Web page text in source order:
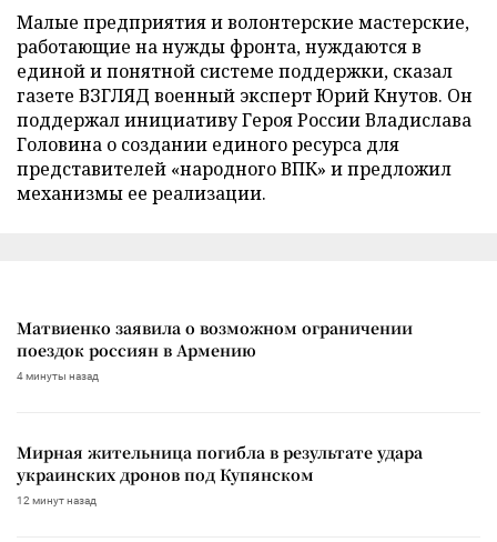
Малые предприятия и волонтерские мастерские,
работающие на нужды фронта, нуждаются в
единой и понятной системе поддержки, сказал
газете ВЗГЛЯД военный эксперт Юрий Кнутов. Он
поддержал инициативу Героя России Владислава
Головина о создании единого ресурса для
представителей «народного ВПК» и предложил
механизмы ее реализации.
Матвиенко заявила о возможном ограничении
поездок россиян в Армению
4 минуты назад
Мирная жительница погибла в результате удара
украинских дронов под Купянском
12 минут назад